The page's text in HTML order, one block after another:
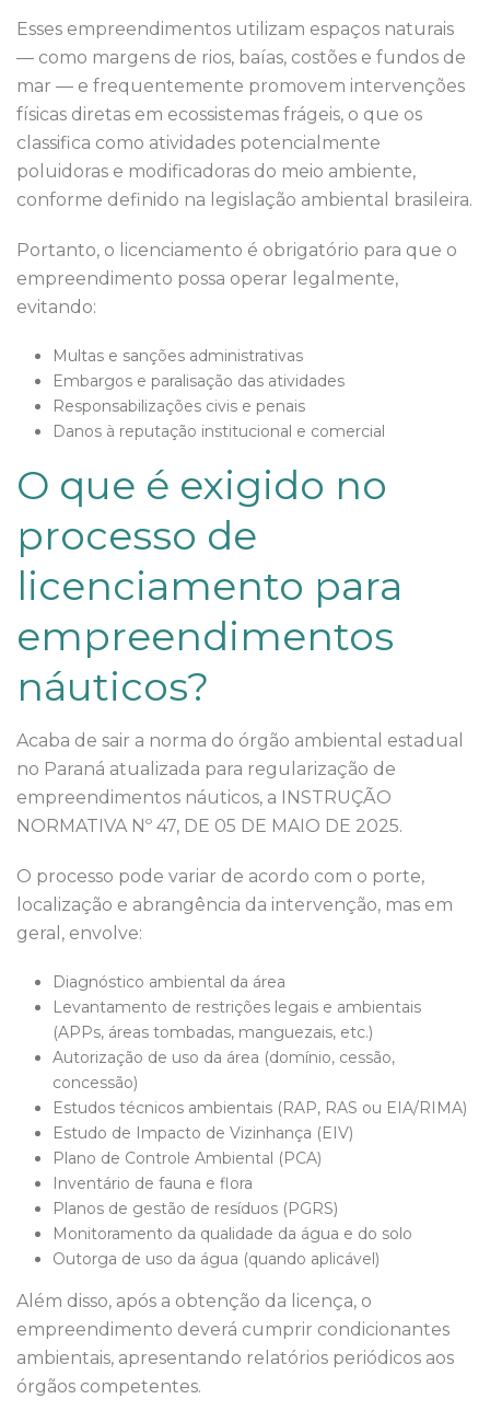
Esses empreendimentos utilizam espaços naturais
— como margens de rios, baías, costões e fundos de
mar — e frequentemente promovem intervenções
físicas diretas em ecossistemas frágeis, o que os
classifica como atividades potencialmente
poluidoras e modificadoras do meio ambiente,
conforme definido na legislação ambiental brasileira.
Portanto, o licenciamento é obrigatório para que o
empreendimento possa operar legalmente,
evitando:
Multas e sanções administrativas
Embargos e paralisação das atividades
Responsabilizações civis e penais
Danos à reputação institucional e comercial
O que é exigido no
processo de
licenciamento para
empreendimentos
náuticos?
Acaba de sair a norma do órgão ambiental estadual
no Paraná atualizada para regularização de
empreendimentos náuticos, a INSTRUÇÃO
NORMATIVA Nº 47, DE 05 DE MAIO DE 2025.
O processo pode variar de acordo com o porte,
localização e abrangência da intervenção, mas em
geral, envolve:
Diagnóstico ambiental da área
Levantamento de restrições legais e ambientais
(APPs, áreas tombadas, manguezais, etc.)
Autorização de uso da área (domínio, cessão,
concessão)
Estudos técnicos ambientais (RAP, RAS ou EIA/RIMA)
Estudo de Impacto de Vizinhança (EIV)
Plano de Controle Ambiental (PCA)
Inventário de fauna e flora
Planos de gestão de resíduos (PGRS)
Monitoramento da qualidade da água e do solo
Outorga de uso da água (quando aplicável)
Além disso, após a obtenção da licença, o
empreendimento deverá cumprir condicionantes
ambientais, apresentando relatórios periódicos aos
órgãos competentes.